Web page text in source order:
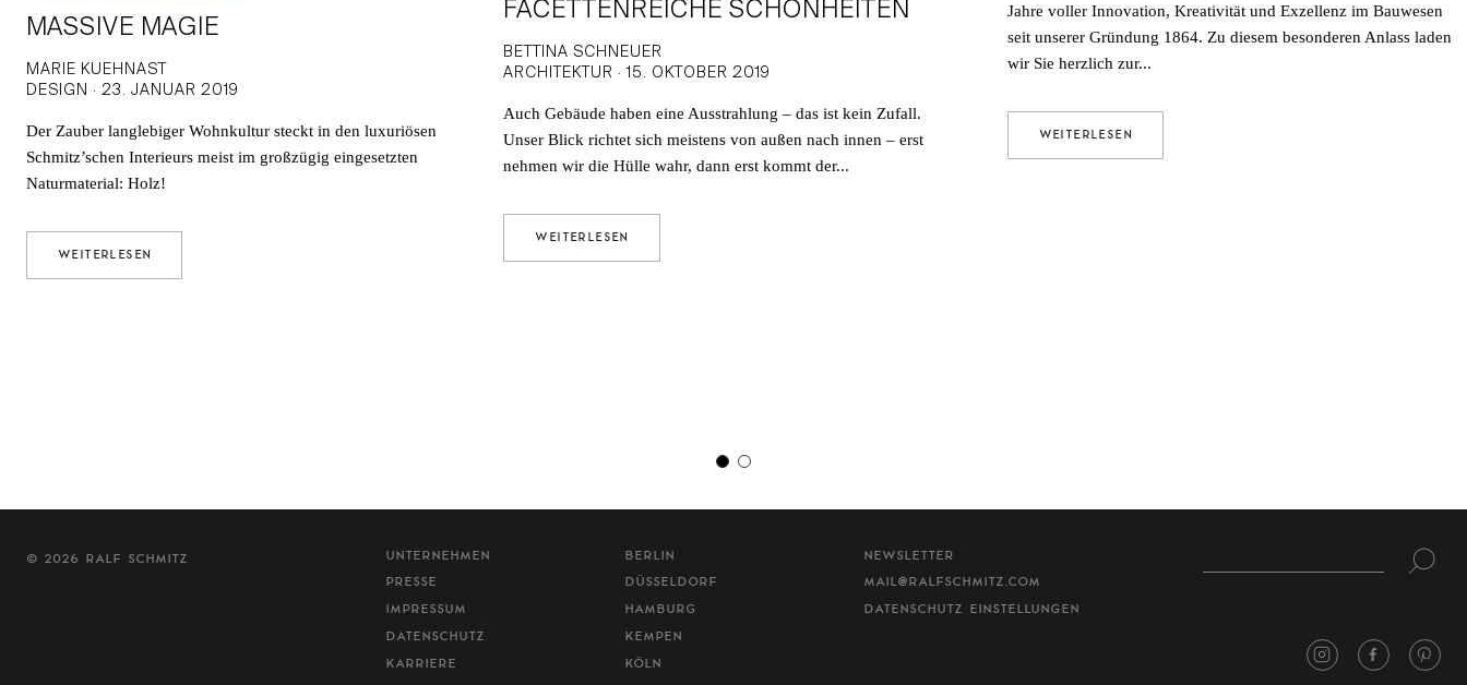
MASSIVE MAGIE
MARIE KUEHNAST
DESIGN · 23. JANUAR 2019
Der Zauber langlebiger Wohnkultur steckt in den luxuriösen
Schmitz’schen Interieurs meist im großzügig eingesetzten
Naturmaterial: Holz!
WEITERLESEN
FACETTENREICHE SCHÖNHEITEN
BETTINA SCHNEUER
ARCHITEKTUR · 15. OKTOBER 2019
Auch Gebäude haben eine Ausstrahlung – das ist kein Zufall.
Unser Blick richtet sich meistens von außen nach innen – erst
nehmen wir die Hülle wahr, dann erst kommt der...
WEITERLESEN
Jahre voller Innovation, Kreativität und Exzellenz im Bauwesen
seit unserer Gründung 1864. Zu diesem besonderen Anlass laden
wir Sie herzlich zur...
WEITERLESEN
© 2026 RALF SCHMITZ UNTERNEHMEN
PRESSE
IMPRESSUM
DATENSCHUTZ
KARRIERE
BERLIN
DÜSSELDORF
HAMBURG
KEMPEN
KÖLN
NEWSLETTER
MAIL@RALFSCHMITZ.COM
DATENSCHUTZ EINSTELLUNGEN